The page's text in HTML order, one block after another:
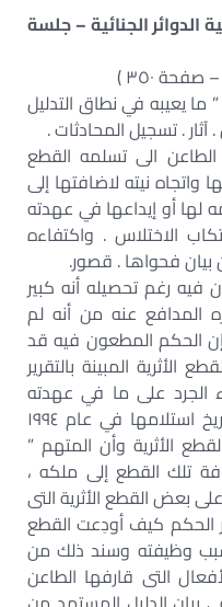
لسنة ٧٤ قضائية الدوائر الجنائية – جلسة
ما يعيبه في نطاق التدليل
. تسجيل المحادثات .
الى تسلمه القطع
واتجاه نيته لاضافتها إلى
لها أو إيداعها في عهدته
الاختلاس . واكتفاءه
بيان فحواها . قصور.
فيه رغم تحصيله أنه كبير
المدافع عنه من أنه لم
الحكم المطعون فيه قد
المبينة بالتقرير
الجرد على ما في عهدته
وحوزته بصفة فردية اعتباراً من تاريخ استلامها في عام ١٩٩٤
الأثرية وأن المتهم ”
تلك القطع إلى ملكه ،
بعض القطع الأثرية التى
الحكم كيف أودِعت القطع
وظيفته وسند ذلك من
التى قارفها الطاعن